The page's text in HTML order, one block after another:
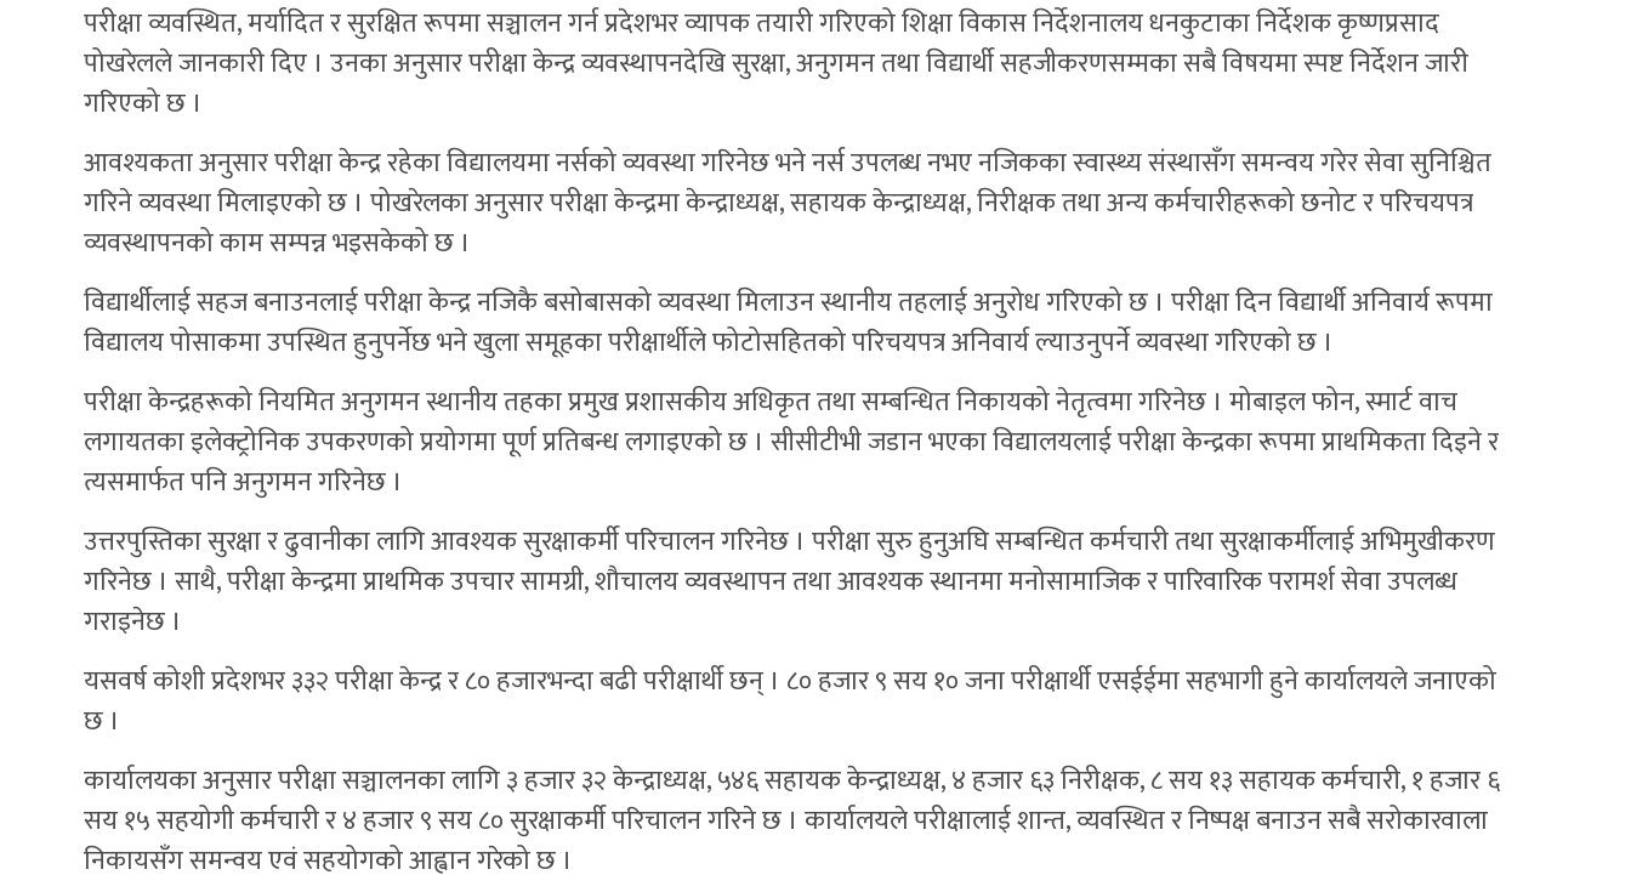
परीक्षा व्यवस्थित, मर्यादित र सुरक्षित रूपमा सञ्चालन गर्न प्रदेशभर व्यापक तयारी गरिएको शिक्षा विकास निर्देशनालय धनकुटाका निर्देशक कृष्णप्रसाद
पोखरेलले जानकारी दिए । उनका अनुसार परीक्षा केन्द्र व्यवस्थापनदेखि सुरक्षा, अनुगमन तथा विद्यार्थी सहजीकरणसम्मका सबै विषयमा स्पष्ट निर्देशन जारी
गरिएको छ ।
आवश्यकता अनुसार परीक्षा केन्द्र रहेका विद्यालयमा नर्सको व्यवस्था गरिनेछ भने नर्स उपलब्ध नभए नजिकका स्वास्थ्य संस्थासँग समन्वय गरेर सेवा सुनिश्चित
गरिने व्यवस्था मिलाइएको छ । पोखरेलका अनुसार परीक्षा केन्द्रमा केन्द्राध्यक्ष, सहायक केन्द्राध्यक्ष, निरीक्षक तथा अन्य कर्मचारीहरूको छनोट र परिचयपत्र
व्यवस्थापनको काम सम्पन्न भइसकेको छ ।
विद्यार्थीलाई सहज बनाउनलाई परीक्षा केन्द्र नजिकै बसोबासको व्यवस्था मिलाउन स्थानीय तहलाई अनुरोध गरिएको छ । परीक्षा दिन विद्यार्थी अनिवार्य रूपमा
विद्यालय पोसाकमा उपस्थित हुनुपर्नेछ भने खुला समूहका परीक्षार्थीले फोटोसहितको परिचयपत्र अनिवार्य ल्याउनुपर्ने व्यवस्था गरिएको छ ।
परीक्षा केन्द्रहरूको नियमित अनुगमन स्थानीय तहका प्रमुख प्रशासकीय अधिकृत तथा सम्बन्धित निकायको नेतृत्वमा गरिनेछ । मोबाइल फोन, स्मार्ट वाच
लगायतका इलेक्ट्रोनिक उपकरणको प्रयोगमा पूर्ण प्रतिबन्ध लगाइएको छ । सीसीटीभी जडान भएका विद्यालयलाई परीक्षा केन्द्रका रूपमा प्राथमिकता दिइने र
त्यसमार्फत पनि अनुगमन गरिनेछ ।
उत्तरपुस्तिका सुरक्षा र ढुवानीका लागि आवश्यक सुरक्षाकर्मी परिचालन गरिनेछ । परीक्षा सुरु हुनुअघि सम्बन्धित कर्मचारी तथा सुरक्षाकर्मीलाई अभिमुखीकरण
गरिनेछ । साथै, परीक्षा केन्द्रमा प्राथमिक उपचार सामग्री, शौचालय व्यवस्थापन तथा आवश्यक स्थानमा मनोसामाजिक र पारिवारिक परामर्श सेवा उपलब्ध
गराइनेछ ।
यसवर्ष कोशी प्रदेशभर ३३२ परीक्षा केन्द्र र ८० हजारभन्दा बढी परीक्षार्थी छन् । ८० हजार ९ सय १० जना परीक्षार्थी एसईईमा सहभागी हुने कार्यालयले जनाएको
छ ।
कार्यालयका अनुसार परीक्षा सञ्चालनका लागि ३ हजार ३२ केन्द्राध्यक्ष, ५४६ सहायक केन्द्राध्यक्ष, ४ हजार ६३ निरीक्षक, ८ सय १३ सहायक कर्मचारी, १ हजार ६
सय १५ सहयोगी कर्मचारी र ४ हजार ९ सय ८० सुरक्षाकर्मी परिचालन गरिने छ । कार्यालयले परीक्षालाई शान्त, व्यवस्थित र निष्पक्ष बनाउन सबै सरोकारवाला
निकायसँग समन्वय एवं सहयोगको आह्वान गरेको छ ।